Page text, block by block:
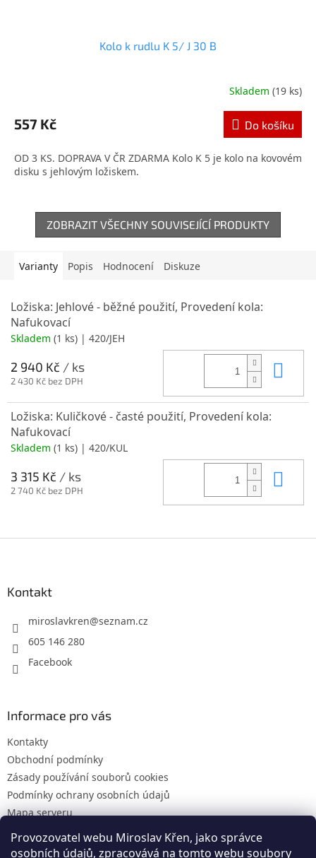
Provozovatel webu Miroslav Křen, jako správce
osobních údajů, zpracovává na tomto webu soubory
Kolo k rudlu K 5/ J 30 B
Skladem (19 ks)
557 Kč Do košíku
OD 3 KS. DOPRAVA V ČR ZDARMA Kolo K 5 je kolo na kovovém
disku s jehlovým ložiskem.
ZOBRAZIT VŠECHNY SOUVISEJÍCÍ PRODUKTY
Varianty Popis Hodnocení Diskuze
Ložiska: Jehlové - běžné použití, Provedení kola:
Nafukovací
Skladem (1 ks) | 420/JEH
2 940 Kč / ks
2 430 Kč bez DPH
Ložiska: Kuličkové - časté použití, Provedení kola:
Nafukovací
Skladem (1 ks) | 420/KUL
3 315 Kč / ks
2 740 Kč bez DPH
Kontakt
miroslavkren@seznam.cz
605 146 280
Facebook
Informace pro vás
Kontakty
Obchodní podmínky
Zásady používání souborů cookies
Podmínky ochrany osobních údajů
Mapa serveru